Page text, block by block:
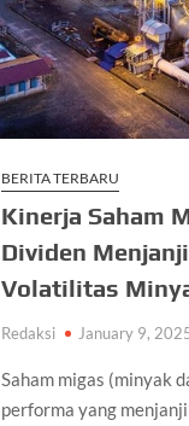
BERITA TERBARU
Kinerja Saham
Dividen
Volatilitas
Redaksi January 9,
Saham migas (minyak
performa yang